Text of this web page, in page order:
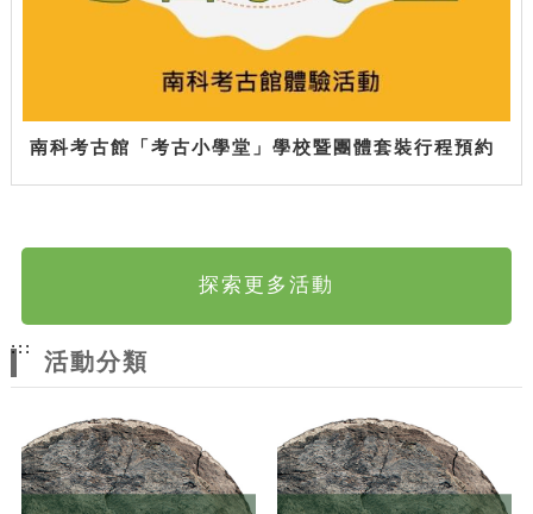
南科考古館「考古小學堂」學校暨團體套裝行程預約
探索更多活動
:::
活動分類